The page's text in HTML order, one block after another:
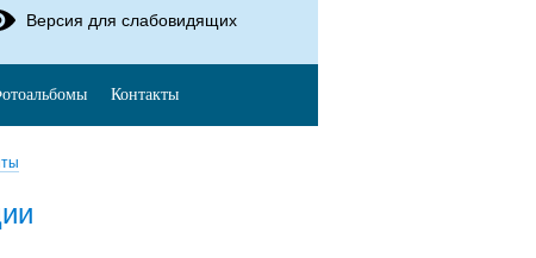
Версия для слабовидящих
Контакты